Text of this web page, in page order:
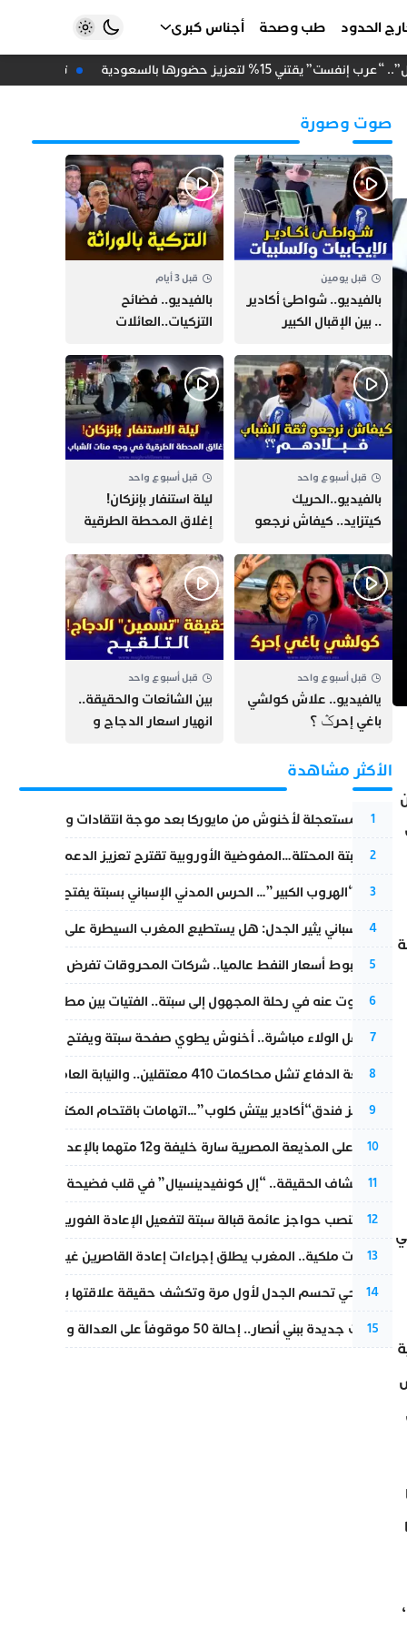
الحدود طب وصحة أجناس كبرى
15% لتعزيز حضورها بالسعودية تزكية دعاء
صوت وصورة
قبل يومين
بالفيديو.. شواطئ أكادير
.. بين الإقبال الكبير
الازدحام وغلاء الكراء
قبل 3 أيام
بالفيديو.. فضائح
التزكيات..العائلات
وقصة “وهبي”
و”السيمو” تثير الجدل
قبل أسبوع واحد
بالفيديو..الحريك
كيتزايد.. كيفاش نرجعو
قبل أسبوع واحد
​ليلة استنفار بإنزكان!
إغلاق المحطة الطرقية
اللحاق بـ”هروب سبتة”
قبل أسبوع واحد
يالفيديو.. علاش كولشي
باغي إحرݣ ؟
قبل أسبوع واحد
بين الشائعات والحقيقة..
انهيار اسعار الدجاج و
الأكثر مشاهدة
1
عودة مستعجلة لأخنوش من مايوركا بعد موجة انتقادات واسعة
2
أزمة سبتة المحتلة…المفوضية الأوروبية تقترح تعزيز الدعم المالي
3
عملية “الهروب الكبير”… الحرس المدني الإسباني بسبتة يفتح قناة
4
تقرير إسباني يثير الجدل: هل يستطيع المغرب السيطرة على سبتة
5
رغم هبوط أسعار النفط عالميا.. شركات المحروقات تفرض زيادة
6
المسكوت عنه في رحلة المجهول إلى سبتة.. الفتيات بين مطرقة البحر
7
بعد حفل الولاء مباشرة.. أخنوش يطوي صفحة سبتة ويفتح ملف
8
مقاطعة الدفاع تشل محاكمات 410 معتقلين.. والنيابة العامة تبحث عن حل قانوني
9
أزمة تهز فندق“أكادير بيتش كلوب”…اتهامات باقتحام المكتب النقابي
10
الحكم على المذيعة المصرية سارة خليفة و12 متهما بالإعدام في قضية هزت بلاد الفراعنة
11
بعد انكشاف الحقيقة.. “إل كونفيدينسيال” في قلب فضيحة صورة
12
إسبانيا تنصب حواجز عائمة قبالة سبتة لتفعيل الإعادة الفورية
13
بتعليمات ملكية.. المغرب يطلق إجراءات إعادة القاصرين غير
14
نورا فتحي تحسم الجدل لأول مرة وتكشف حقيقة علاقتها بياسين بونو
15
تطورات جديدة ببني أنصار.. إحالة 50 موقوفاً على العدالة ومتابعات بتهم ثقيلة